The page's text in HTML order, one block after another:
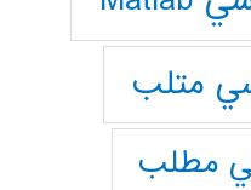
متلب
مطلب